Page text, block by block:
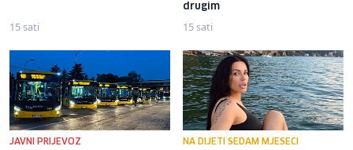
15 sati
drugim
15 sati
JAVNI PRIJEVOZ NA DIJETI SEDAM MJESECI